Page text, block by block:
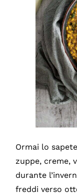
Ormai lo
zuppe, creme,
durante
freddi verso